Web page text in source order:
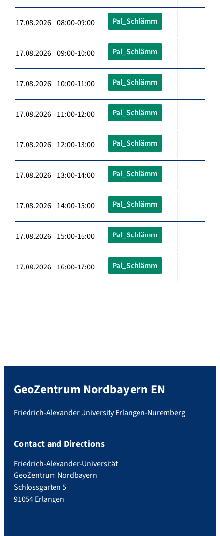
17.08.2026 08:00-09:00 Pal_Schlämm
17.08.2026 09:00-10:00 Pal_Schlämm
17.08.2026 10:00-11:00 Pal_Schlämm
17.08.2026 11:00-12:00 Pal_Schlämm
17.08.2026 12:00-13:00 Pal_Schlämm
17.08.2026 13:00-14:00 Pal_Schlämm
17.08.2026 14:00-15:00 Pal_Schlämm
17.08.2026 15:00-16:00 Pal_Schlämm
17.08.2026 16:00-17:00 Pal_Schlämm
GeoZentrum Nordbayern EN
Friedrich-Alexander University Erlangen-Nuremberg
Contact and Directions
Friedrich-Alexander-Universität
GeoZentrum Nordbayern
Schlossgarten 5
91054 Erlangen